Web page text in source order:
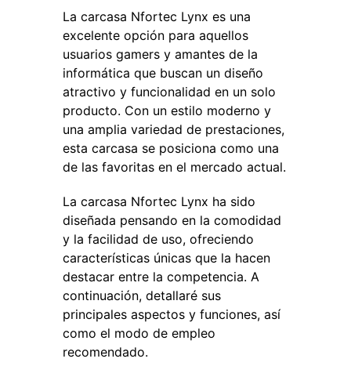
La carcasa Nfortec Lynx es una
excelente opción para aquellos
usuarios gamers y amantes de la
informática que buscan un diseño
atractivo y funcionalidad en un solo
producto. Con un estilo moderno y
una amplia variedad de prestaciones,
esta carcasa se posiciona como una
de las favoritas en el mercado actual.
La carcasa Nfortec Lynx ha sido
diseñada pensando en la comodidad
y la facilidad de uso, ofreciendo
características únicas que la hacen
destacar entre la competencia. A
continuación, detallaré sus
principales aspectos y funciones, así
como el modo de empleo
recomendado.